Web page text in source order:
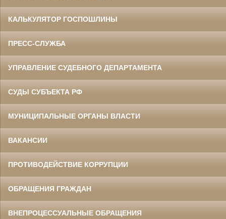
КАЛЬКУЛЯТОР ГОСПОШЛИНЫ
ПРЕСС-СЛУЖБА
УПРАВЛЕНИЕ СУДЕБНОГО ДЕПАРТАМЕНТА
СУДЫ СУБЪЕКТА РФ
МУНИЦИПАЛЬНЫЕ ОРГАНЫ ВЛАСТИ
ВАКАНСИИ
ПРОТИВОДЕЙСТВИЕ КОРРУПЦИИ
ОБРАЩЕНИЯ ГРАЖДАН
ВНЕПРОЦЕССУАЛЬНЫЕ ОБРАЩЕНИЯ